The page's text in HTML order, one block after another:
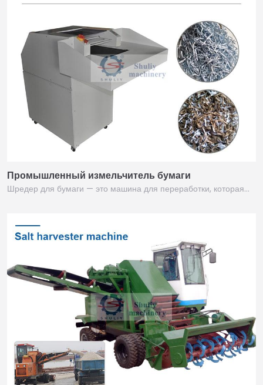
Промышленный измельчитель бумаги
Шредер для бумаги — это машина для переработки, которая…